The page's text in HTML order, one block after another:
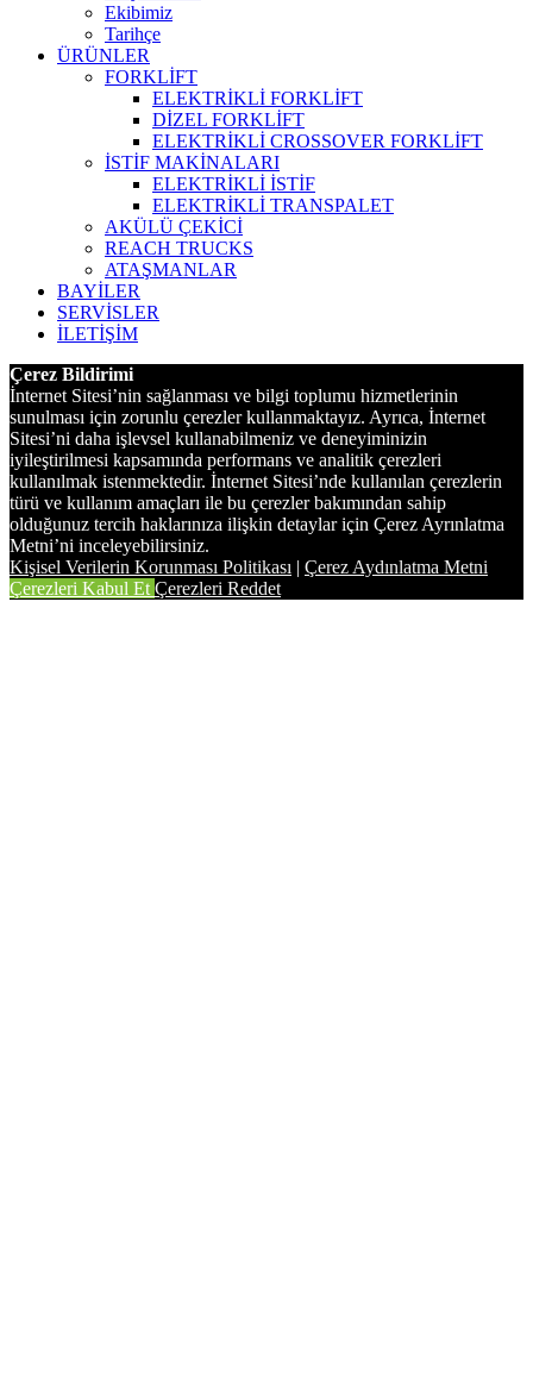
Ekibimiz
Tarihçe
ÜRÜNLER
FORKLİFT
ELEKTRİKLİ FORKLİFT
DİZEL FORKLİFT
ELEKTRİKLİ CROSSOVER FORKLİFT
İSTİF MAKİNALARI
ELEKTRİKLİ İSTİF
ELEKTRİKLİ TRANSPALET
AKÜLÜ ÇEKİCİ
REACH TRUCKS
ATAŞMANLAR
BAYİLER
SERVİSLER
İLETİŞİM
Çerez Bildirimi
İnternet Sitesi’nin sağlanması ve bilgi toplumu hizmetlerinin
sunulması için zorunlu çerezler kullanmaktayız. Ayrıca, İnternet
Sitesi’ni daha işlevsel kullanabilmeniz ve deneyiminizin
iyileştirilmesi kapsamında performans ve analitik çerezleri
kullanılmak istenmektedir. İnternet Sitesi’nde kullanılan çerezlerin
türü ve kullanım amaçları ile bu çerezler bakımından sahip
olduğunuz tercih haklarınıza ilişkin detaylar için Çerez Ayrınlatma
Metni’ni inceleyebilirsiniz.
Kişisel Verilerin Korunması Politikası | Çerez Aydınlatma Metni
Çerezleri Kabul Et Çerezleri Reddet